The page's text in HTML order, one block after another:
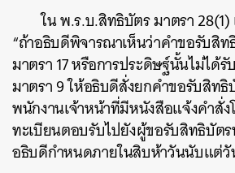
ใน พ.ร.บ.สิทธิบัตร มาตรา 28(1)
“ถ้าอธิบดีพิจารณาเห็นว่าคำขอรับสิ
มาตรา 17 หรือการประดิษฐ์นั้นไม่ได้
มาตรา 9 ให้อธิบดีสั่งยกคำขอรับสิท
พนักงานเจ้าหน้าที่มีหนังสือแจ้งคำสั่
ทะเบียนตอบรับไปยังผู้ขอรับสิทธิบัต
อธิบดีกำหนดภายในสิบห้าวันนับแต่